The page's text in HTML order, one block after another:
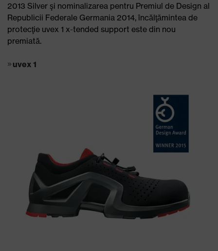
2013 Silver şi nominalizarea pentru Premiul de Design al
Republicii Federale Germania 2014, încălţămintea de
protecţie uvex 1 x-tended support este din nou
premiată.
uvex 1